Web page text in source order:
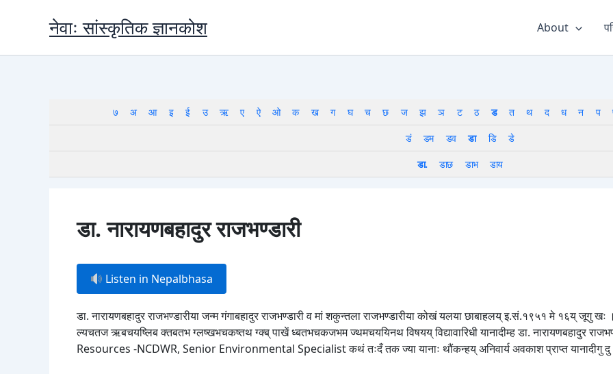
नेवाः सांस्कृतिक ज्ञानकोश About
७ अ आ इ ई उ ऋ ए ऐ ओ क ख ग घ च छ ज झ ञ ट ठ ड त थ द ध न प
डं
डम डव डा डि
डे
डा.
डाछ डाभ डाय
डा. नारायणबहादुर राजभण्डारी
Listen in Nepalbhasa
डा. नारायणबहादुर राजभण्डारीया जन्म गंगाबहादुर राजभण्डारी व मां शकुन्तला राजभण्डारीया कोखं यलया छाबाहलय् इ.सं.१९५१ मे १६य् जूगु
ल्यचतज ऋबचयष्लिब क्तबतभ ग्लष्खभचकष्तथ ग्क्ब् पाखें ध्बतभचकजभम ज्थमचययिनथ विषयय् विद्यावारिधी यानादीम्ह डा.
Resources -NCDWR, Senior Environmental Specialist कथं तःदँ तक ज्या यानाः थौंकन्हय् अनिवार्य अवकाश प्राप्त यानादीगु दु